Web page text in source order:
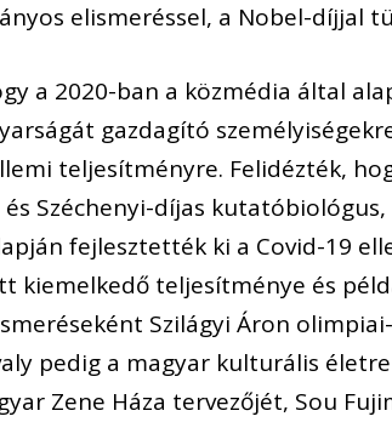
elismeréssel, a Nobel-díjjal
a 2020-ban a közmédia által
gazdagító
teljesítményre. Felidézték,
Széchenyi-díjas
fejlesztették ki a Covid-19
kiemelkedő teljesítménye és
Szilágyi Áron
pedig a magyar kulturális
Zene Háza tervezőjét, Sou